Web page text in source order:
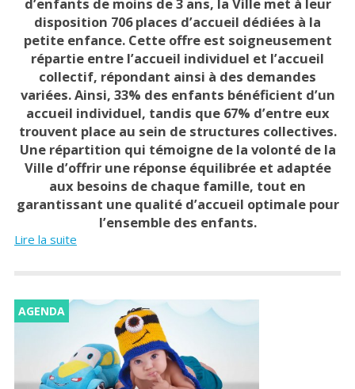
d’enfants de moins de 3 ans, la Ville met à leur
disposition 706 places d’accueil dédiées à la
petite enfance. Cette offre est soigneusement
répartie entre l’accueil individuel et l’accueil
collectif, répondant ainsi à des demandes
variées. Ainsi, 33% des enfants bénéficient d’un
accueil individuel, tandis que 67% d’entre eux
trouvent place au sein de structures collectives.
Une répartition qui témoigne de la volonté de la
Ville d’offrir une réponse équilibrée et adaptée
aux besoins de chaque famille, tout en
garantissant une qualité d’accueil optimale pour
l’ensemble des enfants.
Lire la suite
AGENDA